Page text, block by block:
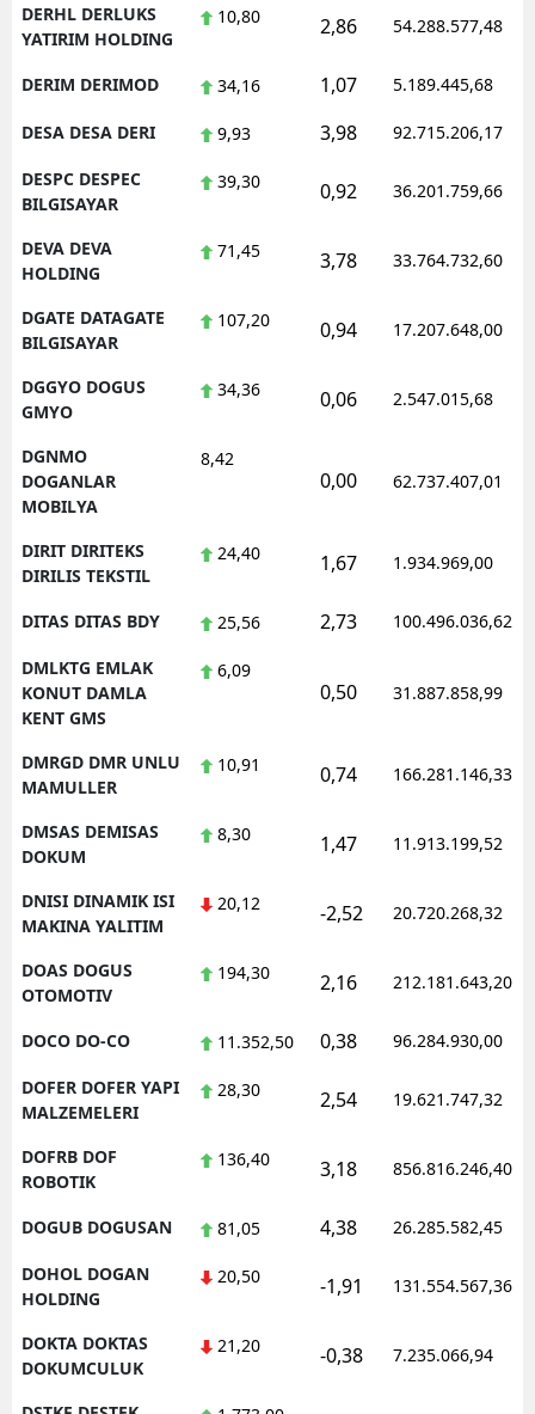
DERHL DERLUKS
YATIRIM HOLDING
10,80 2,86 54.288.577,48
DERIM DERIMOD 34,16 1,07 5.189.445,68
DESA DESA DERI 9,93 3,98 92.715.206,17
DESPC DESPEC
BILGISAYAR
39,30 0,92 36.201.759,66
DEVA DEVA
HOLDING
71,45 3,78 33.764.732,60
DGATE DATAGATE
BILGISAYAR
107,20 0,94 17.207.648,00
DGGYO DOGUS
GMYO
34,36 0,06 2.547.015,68
DGNMO
DOGANLAR
MOBILYA
8,42
0,00 62.737.407,01
DIRIT DIRITEKS
DIRILIS TEKSTIL
24,40 1,67 1.934.969,00
DITAS DITAS BDY 25,56 2,73 100.496.036,62
DMLKTG EMLAK
KONUT DAMLA
KENT GMS
6,09
0,50 31.887.858,99
DMRGD DMR UNLU
MAMULLER
10,91 0,74 166.281.146,33
DMSAS DEMISAS
DOKUM
8,30 1,47 11.913.199,52
DNISI DINAMIK ISI
MAKINA YALITIM
20,12 -2,52 20.720.268,32
DOAS DOGUS
OTOMOTIV
194,30 2,16 212.181.643,20
DOCO DO-CO 11.352,50 0,38 96.284.930,00
DOFER DOFER YAPI
MALZEMELERI
28,30 2,54 19.621.747,32
DOFRB DOF
ROBOTIK
136,40 3,18 856.816.246,40
DOGUB DOGUSAN 81,05 4,38 26.285.582,45
DOHOL DOGAN
HOLDING
20,50 -1,91 131.554.567,36
DOKTA DOKTAS
DOKUMCULUK
21,20 -0,38 7.235.066,94